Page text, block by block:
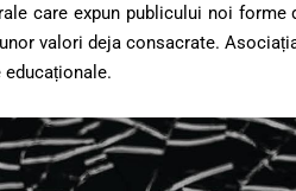
care expun publicului noi
valori deja consacrate.